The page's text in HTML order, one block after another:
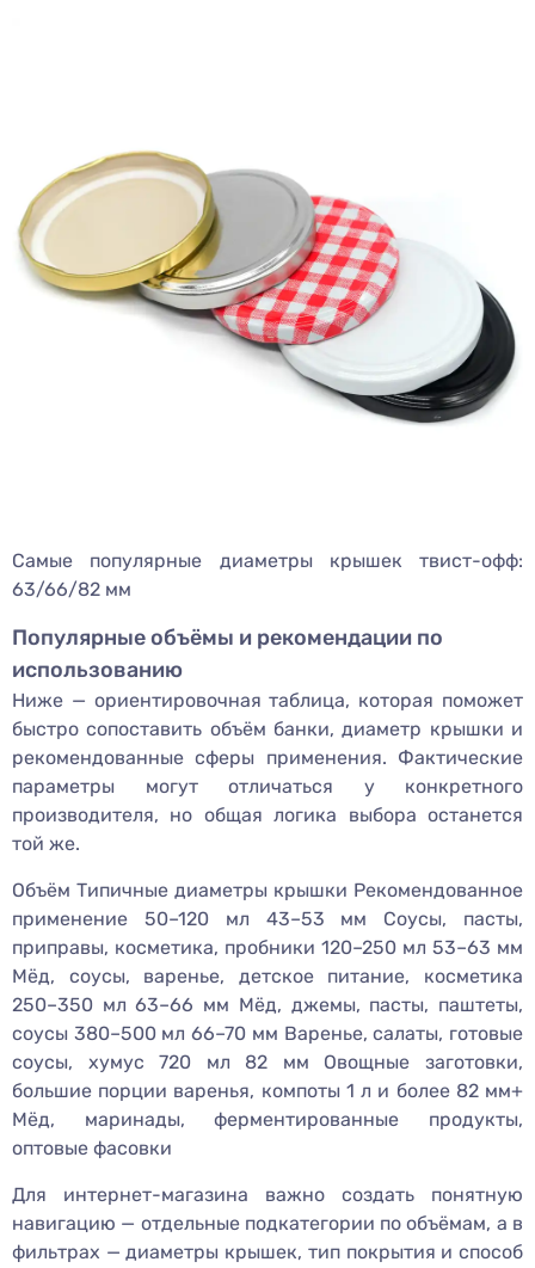
Самые популярные диаметры крышек твист-офф:
63/66/82 мм
Популярные объёмы и рекомендации по
использованию
Ниже — ориентировочная таблица, которая поможет
быстро сопоставить объём банки, диаметр крышки и
рекомендованные сферы применения. Фактические
параметры могут отличаться у конкретного
производителя, но общая логика выбора останется
той же.
Объём Типичные диаметры крышки Рекомендованное
применение 50–120 мл 43–53 мм Соусы, пасты,
приправы, косметика, пробники 120–250 мл 53–63 мм
Мёд, соусы, варенье, детское питание, косметика
250–350 мл 63–66 мм Мёд, джемы, пасты, паштеты,
соусы 380–500 мл 66–70 мм Варенье, салаты, готовые
соусы, хумус 720 мл 82 мм Овощные заготовки,
большие порции варенья, компоты 1 л и более 82 мм+
Мёд, маринады, ферментированные продукты,
оптовые фасовки
Для интернет-магазина важно создать понятную
навигацию — отдельные подкатегории по объёмам, а в
фильтрах — диаметры крышек, тип покрытия и способ